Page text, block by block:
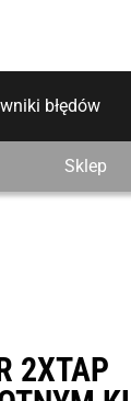
błędów
Sklep
2XTAP